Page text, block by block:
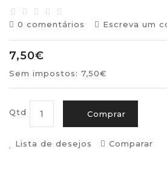
0 comentários Escreva um
7,50€
Sem impostos: 7,50€
Qtd Comprar
Lista de desejos Comparar